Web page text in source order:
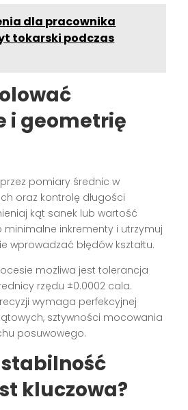
dla pracownika
tokarski podczas
i geometrię
pomiary średnic w
oraz kontrolę długości
kąt sanek lub wartość
inkrementy i utrzymuj
wprowadzać błędów kształtu.
możliwa jest tolerancja
rzędu ±0.0002 cala.
wymaga perfekcyjnej
sztywności mocowania
posuwowego.
kluczowa?